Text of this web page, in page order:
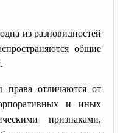
из разновидностей
общие
отличаются от
и иных
признаками,